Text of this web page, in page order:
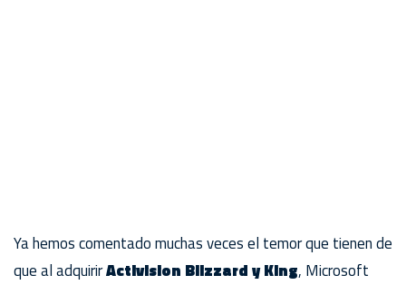
Ya hemos comentado muchas veces el temor que tienen de
que al adquirirActivision Blizzard y King, Microsoft